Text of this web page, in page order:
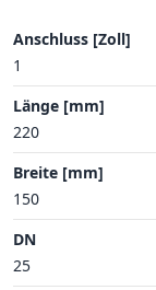
Anschluss [Zoll]
1
Länge [mm]
220
Breite [mm]
150
DN
25